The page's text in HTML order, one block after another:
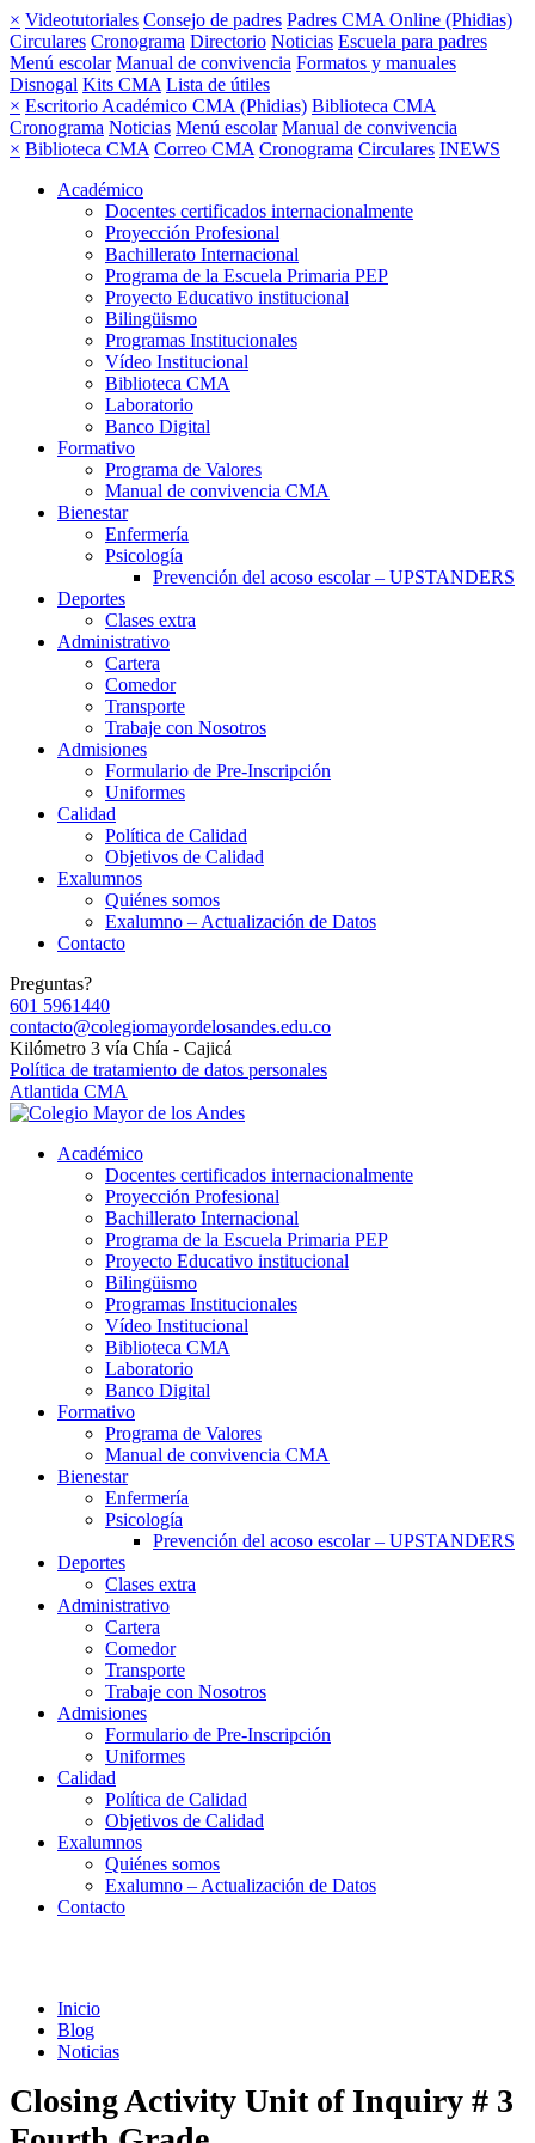
× Videotutoriales Consejo de padres Padres CMA Online (Phidias)
Circulares Cronograma Directorio Noticias Escuela para padres
Menú escolar Manual de convivencia Formatos y manuales
Disnogal Kits CMA Lista de útiles
× Escritorio Académico CMA (Phidias) Biblioteca CMA
Cronograma Noticias Menú escolar Manual de convivencia
× Biblioteca CMA Correo CMA Cronograma Circulares INEWS
Académico
Docentes certificados internacionalmente
Proyección Profesional
Bachillerato Internacional
Programa de la Escuela Primaria PEP
Proyecto Educativo institucional
Bilingüismo
Programas Institucionales
Vídeo Institucional
Biblioteca CMA
Laboratorio
Banco Digital
Formativo
Programa de Valores
Manual de convivencia CMA
Bienestar
Enfermería
Psicología
Prevención del acoso escolar – UPSTANDERS
Deportes
Clases extra
Administrativo
Cartera
Comedor
Transporte
Trabaje con Nosotros
Admisiones
Formulario de Pre-Inscripción
Uniformes
Calidad
Política de Calidad
Objetivos de Calidad
Exalumnos
Quiénes somos
Exalumno – Actualización de Datos
Contacto
Preguntas?
601 5961440
contacto@colegiomayordelosandes.edu.co
Kilómetro 3 vía Chía - Cajicá
Política de tratamiento de datos personales
Atlantida CMA
Académico
Docentes certificados internacionalmente
Proyección Profesional
Bachillerato Internacional
Programa de la Escuela Primaria PEP
Proyecto Educativo institucional
Bilingüismo
Programas Institucionales
Vídeo Institucional
Biblioteca CMA
Laboratorio
Banco Digital
Formativo
Programa de Valores
Manual de convivencia CMA
Bienestar
Enfermería
Psicología
Prevención del acoso escolar – UPSTANDERS
Deportes
Clases extra
Administrativo
Cartera
Comedor
Transporte
Trabaje con Nosotros
Admisiones
Formulario de Pre-Inscripción
Uniformes
Calidad
Política de Calidad
Objetivos de Calidad
Exalumnos
Quiénes somos
Exalumno – Actualización de Datos
Contacto
Inicio
Blog
Noticias
Closing Activity Unit of Inquiry # 3